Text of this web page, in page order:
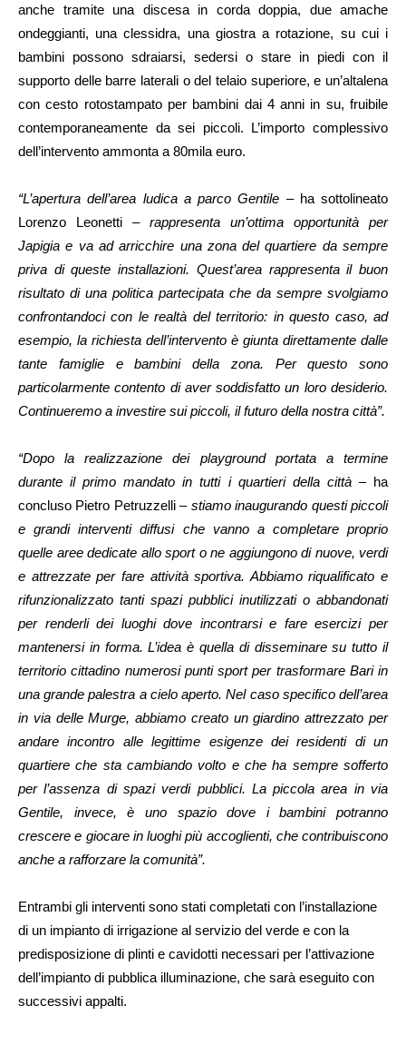
anche tramite una discesa in corda doppia, due amache
ondeggianti, una clessidra, una giostra a rotazione, su cui i
bambini possono sdraiarsi, sedersi o stare in piedi con il
supporto delle barre laterali o del telaio superiore, e un’altalena
con cesto rotostampato per bambini dai 4 anni in su, fruibile
contemporaneamente da sei piccoli. L’importo complessivo
dell’intervento ammonta a 80mila euro.
“L’apertura dell’area ludica a parco Gentile – ha sottolineato
Lorenzo Leonetti – rappresenta un’ottima opportunità per
Japigia e va ad arricchire una zona del quartiere da sempre
priva di queste installazioni. Quest’area rappresenta il buon
risultato di una politica partecipata che da sempre svolgiamo
confrontandoci con le realtà del territorio: in questo caso, ad
esempio, la richiesta dell’intervento è giunta direttamente dalle
tante famiglie e bambini della zona. Per questo sono
particolarmente contento di aver soddisfatto un loro desiderio.
Continueremo a investire sui piccoli, il futuro della nostra città”.
“Dopo la realizzazione dei playground portata a termine
durante il primo mandato in tutti i quartieri della città –ha
concluso Pietro Petruzzelli – stiamo inaugurando questi piccoli
e grandi interventi diffusi che vanno a completare proprio
quelle aree dedicate allo sport o ne aggiungono di nuove, verdi
e attrezzate per fare attività sportiva. Abbiamo riqualificato e
rifunzionalizzato tanti spazi pubblici inutilizzati o abbandonati
per renderli dei luoghi dove incontrarsi e fare esercizi per
mantenersi in forma. L’idea è quella di disseminare su tutto il
territorio cittadino numerosi punti sport per trasformare Bari in
una grande palestra a cielo aperto. Nel caso specifico dell’area
in via delle Murge, abbiamo creato un giardino attrezzato per
andare incontro alle legittime esigenze dei residenti di un
quartiere che sta cambiando volto e che ha sempre sofferto
per l’assenza di spazi verdi pubblici. La piccola area in via
Gentile, invece, è uno spazio dove i bambini potranno
crescere e giocare in luoghi più accoglienti, che contribuiscono
anche a rafforzare la comunità”.
Entrambi gli interventi sono stati completati con l’installazione
di un impianto di irrigazione al servizio del verde e con la
predisposizione di plinti e cavidotti necessari per l’attivazione
dell’impianto di pubblica illuminazione, che sarà eseguito con
successivi appalti.